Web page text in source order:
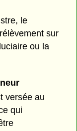
le
sur
ou la
versée au
qui